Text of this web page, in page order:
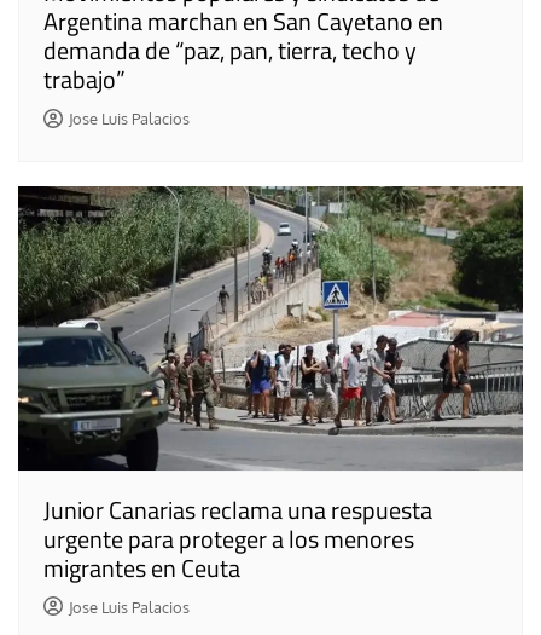
Argentina marchan en San Cayetano en
demanda de “paz, pan, tierra, techo y
trabajo”
Jose Luis Palacios
Junior Canarias reclama una respuesta
urgente para proteger a los menores
migrantes en Ceuta
Jose Luis Palacios